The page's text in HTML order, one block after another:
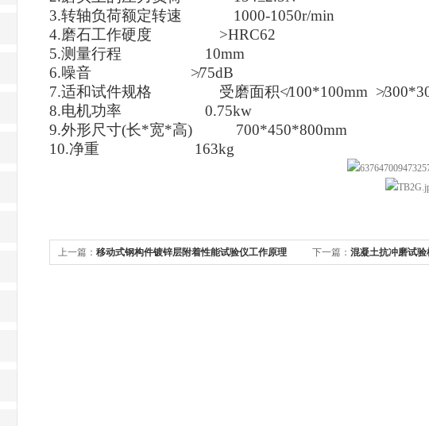
3.转轴负荷额定转速 1000-1050r/min
4.磨石工作硬度 >HRC62
5.测量行程 10mm
6.噪音 ≯75dB
7.适和试件规格 受磨面积≮100*100mm
8.电机功率 0.75kw
9.外形尺寸(长*宽*高) 700*450*800mm
10.净重 163kg
上一篇： 移动式钢构件镀锌层附着性能试验仪工作原理 下一篇： 混凝土抗冲磨试